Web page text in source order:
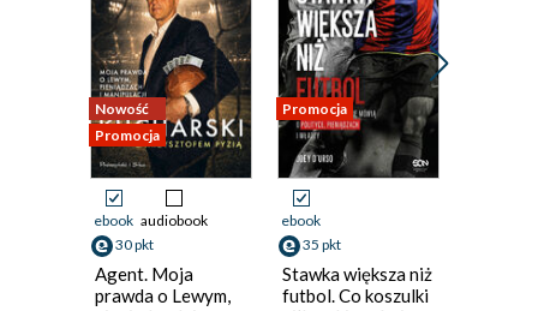
Nowość
Promocja
ebook audiobook
30 pkt
Agent. Moja
prawda o Lewym,
Promocja
ebook
35 pkt
Stawka większa niż
futbol. Co koszulki